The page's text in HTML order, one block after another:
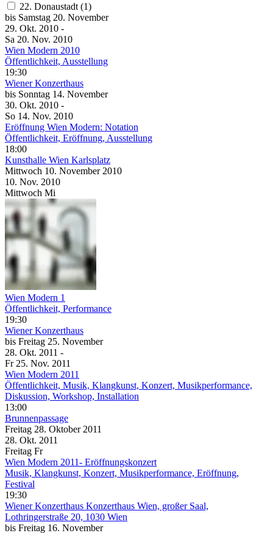
22. Donaustadt (1)
bis Samstag 20. November
29. Okt. 2010 -
Sa 20. Nov. 2010
Wien Modern 2010
Öffentlichkeit, Ausstellung
19:30
Wiener Konzerthaus
bis Sonntag 14. November
30. Okt. 2010 -
So 14. Nov. 2010
Eröffnung Wien Modern: Notation
Öffentlichkeit, Eröffnung, Ausstellung
18:00
Kunsthalle Wien Karlsplatz
Mittwoch 10. November 2010
10. Nov. 2010
Mittwoch Mi
Wien Modern 1
Öffentlichkeit, Performance
19:30
Wiener Konzerthaus
bis Freitag 25. November
28. Okt. 2011 -
Fr 25. Nov. 2011
Wien Modern 2011
Öffentlichkeit, Musik, Klangkunst, Konzert, Musikperformance,
Diskussion, Workshop, Installation
13:00
Brunnenpassage
Freitag 28. Oktober 2011
28. Okt. 2011
Freitag Fr
Wien Modern 2011- Eröffnungskonzert
Musik, Klangkunst, Konzert, Musikperformance, Eröffnung,
Festival
19:30
Wiener Konzerthaus Konzerthaus Wien, großer Saal,
Lothringerstraße 20, 1030 Wien
bis Freitag 16. November